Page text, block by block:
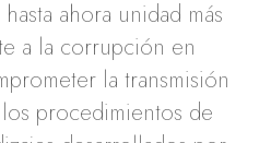
ahora unidad más
a la corrupción en
la transmisión
procedimientos de